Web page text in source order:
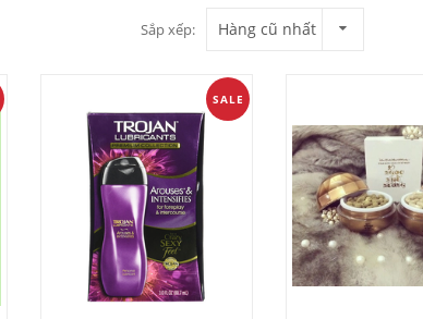
Sắp xếp: Hàng cũ nhất
SALE